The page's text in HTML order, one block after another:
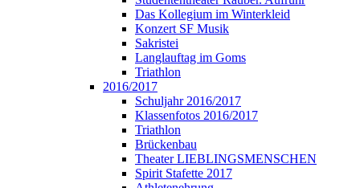
Das Kollegium im Winterkleid
Konzert SF Musik
Sakristei
Langlauftag im Goms
Triathlon
2016/2017
Schuljahr 2016/2017
Klassenfotos 2016/2017
Triathlon
Brückenbau
Theater LIEBLINGSMENSCHEN
Spirit Stafette 2017